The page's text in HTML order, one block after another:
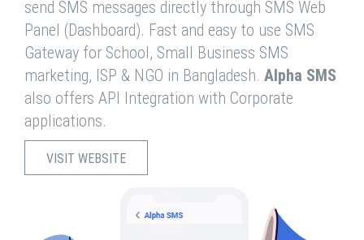
send SMS messages directly through SMS Web
Panel (Dashboard). Fast and easy to use SMS
Gateway for School, Small Business SMS
marketing, ISP & NGO in Bangladesh. Alpha SMS
also offers API Integration with Corporate
applications.
VISIT WEBSITE